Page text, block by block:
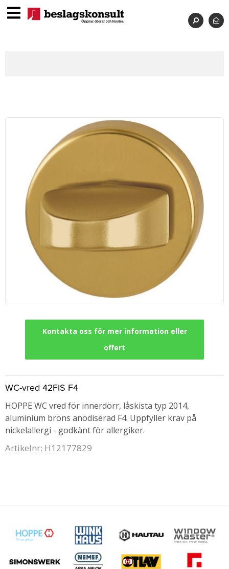
Kontakta oss för mer information eller
offert
WC-vred 42FIS F4
HOPPE WC vred för innerdörr, låskista typ 2014,
aluminium brons anodiserad F4. Uppfyller krav på
nickelallergi - godkänt för allergiker.
Artikelnr: H12177829